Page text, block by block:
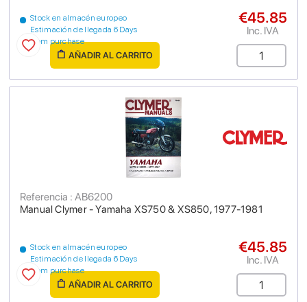
Stock en almacén europeo
Estimación de llegada 6 Days
from purchase
€45.85
Inc. IVA
AÑADIR AL CARRITO
Manual Clymer - Yamaha XS750 & XS850, 1977-1981
Referencia : AB6200
Stock en almacén europeo
Estimación de llegada 6 Days
from purchase
€45.85
Inc. IVA
AÑADIR AL CARRITO